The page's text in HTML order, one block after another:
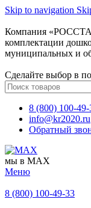
Skip to navigation
Компания
комплектации
муниципальных и
Сделайте выбор в
8 (800) 100-49-
info@kr2020.ru
Обратный
мы в MAX
Меню
8 (800) 100-49-33